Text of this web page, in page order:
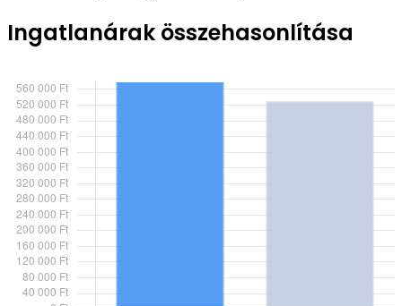
Ingatlanárak összehasonlítása